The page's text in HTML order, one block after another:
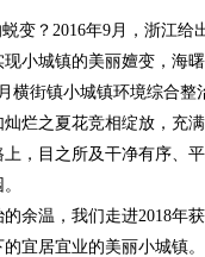
？2016年9月，浙江给
小城镇的美丽嬗变，海
街镇小城镇环境综合整
烂之夏花竞相绽放，充
目之所及干净有序、
温，我们走进2018年
宜居宜业的美丽小城镇。